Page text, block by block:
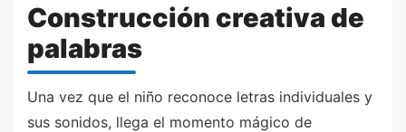
Construcción creativa de
palabras
Una vez que el niño reconoce letras individuales y
sus sonidos, llega el momento mágico de